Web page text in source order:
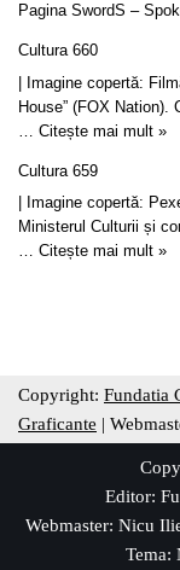
Pagina SwordS –
Cultura 660
| Imagine copertă:
House” (FOX Nation).
Citește mai mult »
Cultura 659
| Imagine copertă:
Ministerul Culturii și
… Citește mai mult »
Copyright: Fundatia
Graficante |
Editor:
Webmaster: Nicu
Tema: